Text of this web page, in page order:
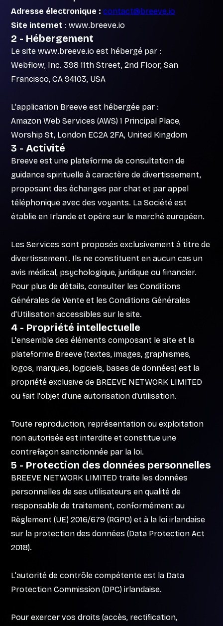
Adresse électronique : contact@breeve.io
Site internet : www.breeve.io
2 - Hébergement
Le site www.breeve.io est hébergé par :
Webflow, Inc. 398 11th Street, 2nd Floor, San
Francisco, CA 94103, USA
L'application Breeve est hébergée par :
Amazon Web Services (AWS) 1 Principal Place,
Worship St, London EC2A 2FA, United Kingdom
3 - Activité
Breeve est une plateforme de consultation de
guidance spirituelle à caractère de divertissement,
proposant des échanges par chat et par appel
téléphonique avec des voyants. La Société est
établie en Irlande et opère sur le marché européen.
Les Services sont proposés exclusivement à titre de
divertissement. Ils ne constituent en aucun cas un
avis médical, psychologique, juridique ou financier.
Pour plus de détails, consulter les Conditions
Générales de Vente et les Conditions Générales
d'Utilisation accessibles sur le site.
4 - Propriété intellectuelle
L'ensemble des éléments composant le site et la
plateforme Breeve (textes, images, graphismes,
logos, marques, logiciels, bases de données) est la
propriété exclusive de BREEVE NETWORK LIMITED
ou fait l'objet d'une autorisation d'utilisation.
Toute reproduction, représentation ou exploitation
non autorisée est interdite et constitue une
contrefaçon sanctionnée par la loi.
5 - Protection des données personnelles
BREEVE NETWORK LIMITED traite les données
personnelles de ses utilisateurs en qualité de
responsable de traitement, conformément au
Règlement (UE) 2016/679 (RGPD) et à la loi irlandaise
sur la protection des données (Data Protection Act
2018).
L'autorité de contrôle compétente est la Data
Protection Commission (DPC) irlandaise.
Pour exercer vos droits (accès, rectification,